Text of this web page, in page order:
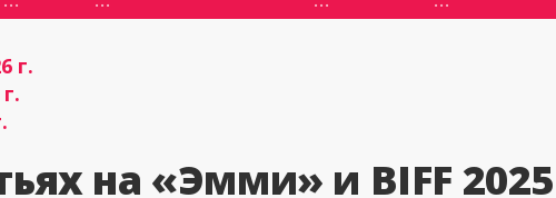
г.
на «Эмми» и BIFF 2025